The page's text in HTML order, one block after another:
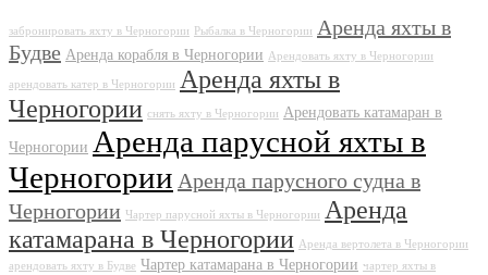
забронировать яхту в Черногории Рыбалка в Черногории
Аренда яхты в
Будве Аренда корабля в Черногории Арендовать яхту в Черногории
арендовать катер в Черногории
Аренда яхты в
Черногории снять яхту в Черногории Арендовать катамаран в
Черногории Аренда парусной яхты в
Черногории Аренда парусного судна в
Черногории Чартер парусной яхты в Черногории
Аренда
катамарана в Черногории Аренда вертолета в Черногории
арендовать яхту в Будве Чартер катамарана в Черногории чартер яхты в